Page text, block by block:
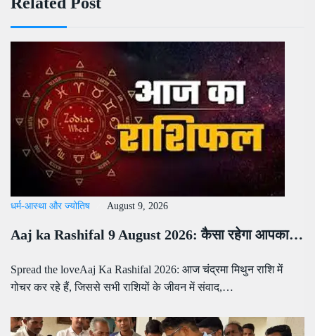
धर्म-आस्था और ज्योतिष August 9, 2026
Aaj ka Rashifal 9 August 2026: कैसा रहेगा आपका…
Spread the loveAaj Ka Rashifal 2026: आज चंद्रमा मिथुन राशि में
गोचर कर रहे हैं, जिससे सभी राशियों के जीवन में संवाद,…